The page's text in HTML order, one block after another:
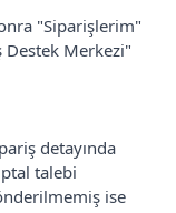
"Siparişlerim"
Destek Merkezi"
detayında
talebi
ise